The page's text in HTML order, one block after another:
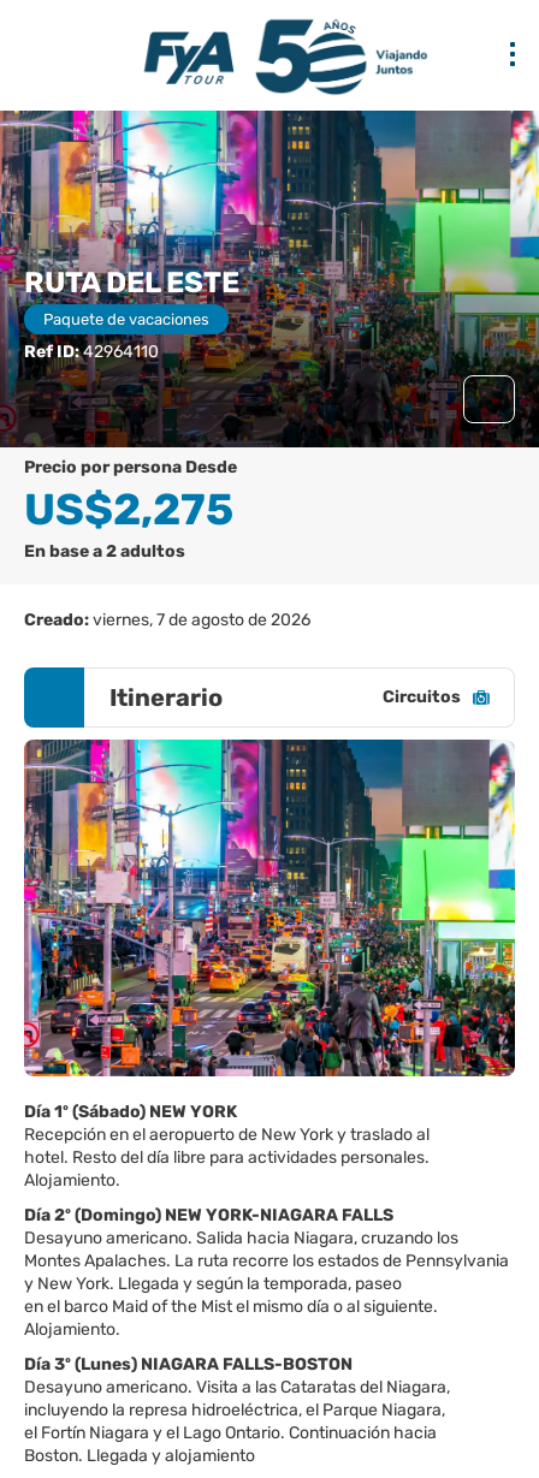
RUTA DEL ESTE
Paquete de vacaciones
Ref ID:42964110
precio por persona Desde
US$2,275
En base a 2 adultos
Creado:viernes, 7 de agosto de 2026
Itinerario Circuitos
Día 1º (Sábado) NEW YORK
Recepción en el aeropuerto de New York y traslado al
hotel. Resto del día libre para actividades personales.
Alojamiento.
Día 2º (Domingo) NEW YORK-NIAGARA FALLS
Desayuno americano. Salida hacia Niagara, cruzando los
Montes Apalaches. La ruta recorre los estados de Pennsylvania
y New York. Llegada y según la temporada, paseo
en el barco Maid of the Mist el mismo día o al siguiente.
Alojamiento.
Día 3º (Lunes) NIAGARA FALLS-BOSTON
Desayuno americano. Visita a las Cataratas del Niagara,
incluyendo la represa hidroeléctrica, el Parque Niagara,
el Fortín Niagara y el Lago Ontario. Continuación hacia
Boston. Llegada y alojamiento